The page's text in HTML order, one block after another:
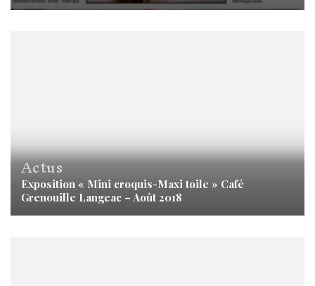
Actus
Exposition « Mini croquis-Maxi toile » Café
Grenouille Langeac – Août 2018